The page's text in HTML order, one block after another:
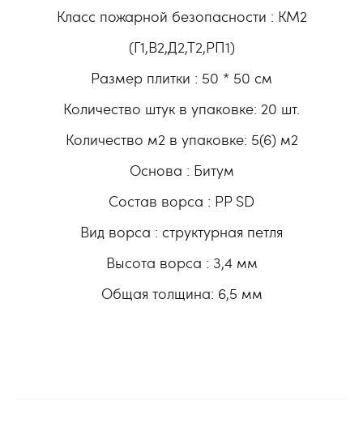
Класс пожарной безопасности : КМ2
(Г1,В2,Д2,Т2,РП1)
Размер плитки : 50 * 50 см
Количество штук в упаковке: 20 шт.
Количество м2 в упаковке: 5(6) м2
Основа : Битум
Состав ворса : РР SD
Вид ворса : структурная петля
Высота ворса : 3,4 мм
Общая толщина: 6,5 мм